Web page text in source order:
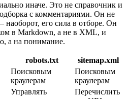
иначе. Это не справочник и
с комментариями. Он не
наоборот, его сила в отборе. Он
в Markdown, а не в XML, и
а на понимание.
robots.txt
sitemap.xml
Поисковым
краулерам
Поисковым
краулерам
Управлять
Перечислить